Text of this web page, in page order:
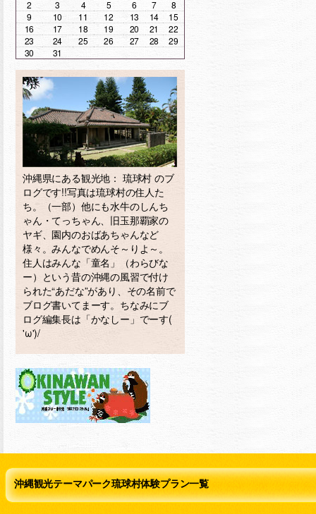
2
3 4 5 6 7
8
9
10 11 12 13 14
15
16
17 18 19 20 21
22
23
24 25 26 27 28
29
30
31
沖縄県にある観光地： 琉球村 のブ
ログです!!写真は琉球村の住人た
ち。（一部）他にも水牛のしんち
ゃん・てっちゃん、旧玉那覇家の
ヤギ、園内のおばあちゃんなど
様々。みんなでめんそ～りよ～。
住人はみんな「童名」（わらびな
ー）という昔の沖縄の風習で付け
られた“あだな”があり、その名前で
ブログ書いてまーす。ちなみにブ
ログ編集長は「かなしー」でーす(
'ω')/
沖縄観光テーマパーク琉球村体験プラン一覧